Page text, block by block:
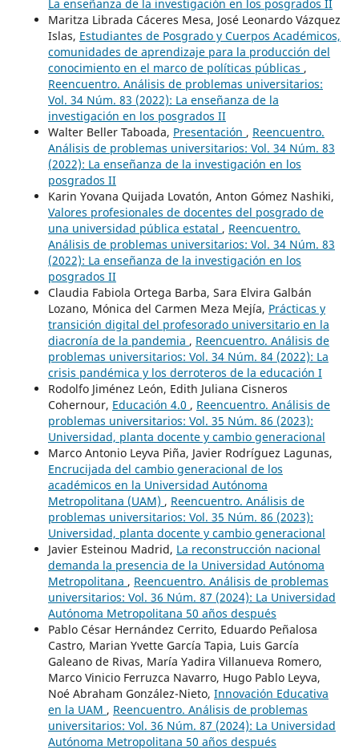
La enseñanza de la investigación en los posgrados II
Maritza Librada Cáceres Mesa, José Leonardo Vázquez
Islas, Estudiantes de Posgrado y Cuerpos Académicos,
comunidades de aprendizaje para la producción del
conocimiento en el marco de políticas públicas ,
Reencuentro. Análisis de problemas universitarios:
Vol. 34 Núm. 83 (2022): La enseñanza de la
investigación en los posgrados II
Walter Beller Taboada, Presentación , Reencuentro.
Análisis de problemas universitarios: Vol. 34 Núm. 83
(2022): La enseñanza de la investigación en los
posgrados II
Karin Yovana Quijada Lovatón, Anton Gómez Nashiki,
Valores profesionales de docentes del posgrado de
una universidad pública estatal , Reencuentro.
Análisis de problemas universitarios: Vol. 34 Núm. 83
(2022): La enseñanza de la investigación en los
posgrados II
Claudia Fabiola Ortega Barba, Sara Elvira Galbán
Lozano, Mónica del Carmen Meza Mejía, Prácticas y
transición digital del profesorado universitario en la
diacronía de la pandemia , Reencuentro. Análisis de
problemas universitarios: Vol. 34 Núm. 84 (2022): La
crisis pandémica y los derroteros de la educación I
Rodolfo Jiménez León, Edith Juliana Cisneros
Cohernour, Educación 4.0 , Reencuentro. Análisis de
problemas universitarios: Vol. 35 Núm. 86 (2023):
Universidad, planta docente y cambio generacional
Marco Antonio Leyva Piña, Javier Rodríguez Lagunas,
Encrucijada del cambio generacional de los
académicos en la Universidad Autónoma
Metropolitana (UAM) , Reencuentro. Análisis de
problemas universitarios: Vol. 35 Núm. 86 (2023):
Universidad, planta docente y cambio generacional
Javier Esteinou Madrid, La reconstrucción nacional
demanda la presencia de la Universidad Autónoma
Metropolitana , Reencuentro. Análisis de problemas
universitarios: Vol. 36 Núm. 87 (2024): La Universidad
Autónoma Metropolitana 50 años después
Pablo César Hernández Cerrito, Eduardo Peñalosa
Castro, Marian Yvette García Tapia, Luis García
Galeano de Rivas, María Yadira Villanueva Romero,
Marco Vinicio Ferruzca Navarro, Hugo Pablo Leyva,
Noé Abraham González-Nieto, Innovación Educativa
en la UAM , Reencuentro. Análisis de problemas
universitarios: Vol. 36 Núm. 87 (2024): La Universidad
Autónoma Metropolitana 50 años después